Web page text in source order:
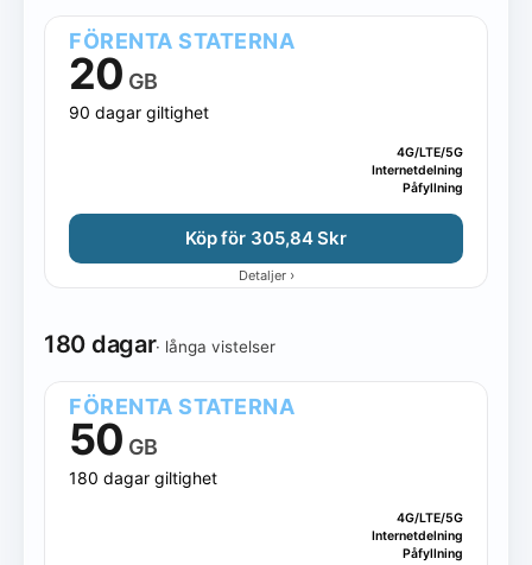
FÖRENTA STATERNA
20 GB
90 dagar giltighet
4G/LTE/5G
Internetdelning
Påfyllning
Köp för 305,84 Skr
Detaljer ›
180 dagar· långa vistelser
FÖRENTA STATERNA
50 GB
180 dagar giltighet
4G/LTE/5G
Internetdelning
Påfyllning